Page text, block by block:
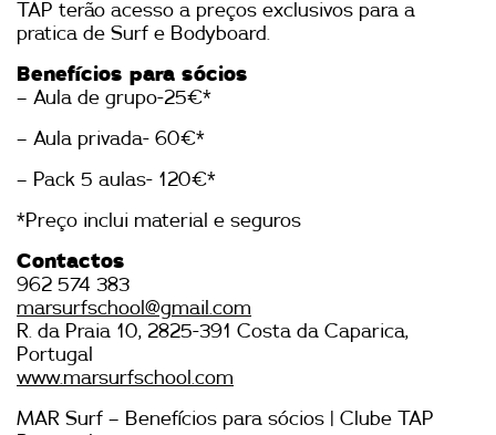
TAP terão acesso a preços exclusivos para a
pratica de Surf e Bodyboard.
Benefícios para sócios
– Aula de grupo-25€*
– Aula privada- 60€*
– Pack 5 aulas- 120€*
*Preço inclui material e seguros
Contactos
962 574 383
marsurfschool@gmail.com
R. da Praia 10, 2825-391 Costa da Caparica,
Portugal
www.marsurfschool.com
MAR Surf – Benefícios para sócios | Clube TAP